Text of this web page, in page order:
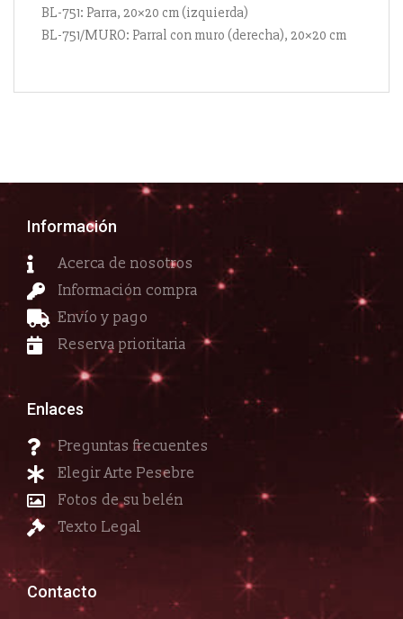
BL-751: Parra, 20×20 cm (izquierda)
BL-751/MURO: Parral con muro (derecha), 20×20 cm
Información
Acerca de nosotros
Información compra
Envío y pago
Reserva prioritaria
Enlaces
Preguntas frecuentes
Elegir Arte Pesebre
Fotos de su belén
Texto Legal
Contacto